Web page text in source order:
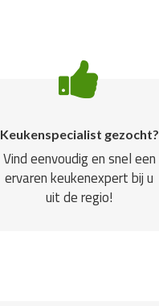
Keukenspecialist gezocht?
Vind eenvoudig en snel een
ervaren keukenexpert bij u
uit de regio!